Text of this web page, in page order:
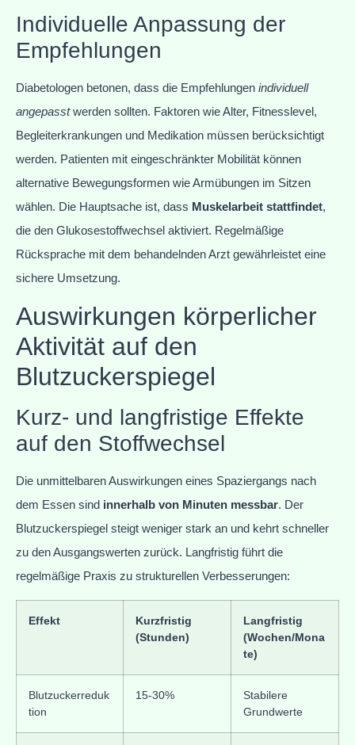
Individuelle Anpassung der
Empfehlungen
Diabetologen betonen, dass die Empfehlungen individuell
angepasstwerden sollten. Faktoren wie Alter, Fitnesslevel,
Begleiterkrankungen und Medikation müssen berücksichtigt
werden. Patienten mit eingeschränkter Mobilität können
alternative Bewegungsformen wie Armübungen im Sitzen
wählen. Die Hauptsache ist, dass Muskelarbeit stattfindet,
die den Glukosestoffwechsel aktiviert. Regelmäßige
Rücksprache mit dem behandelnden Arzt gewährleistet eine
sichere Umsetzung.
Auswirkungen körperlicher
Aktivität auf den
Blutzuckerspiegel
Kurz- und langfristige Effekte
auf den Stoffwechsel
Die unmittelbaren Auswirkungen eines Spaziergangs nach
dem Essen sind innerhalb von Minuten messbar. Der
Blutzuckerspiegel steigt weniger stark an und kehrt schneller
zu den Ausgangswerten zurück. Langfristig führt die
regelmäßige Praxis zu strukturellen Verbesserungen:
Effekt
Kurzfristig
(Stunden)
Langfristig
(Wochen/Mona
te)
Blutzuckerreduk
tion
15-30%
Stabilere
Grundwerte